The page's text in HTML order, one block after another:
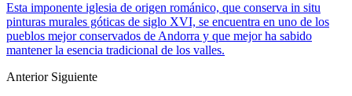
Esta imponente iglesia de origen románico, que conserva in situ
pinturas murales góticas de siglo XVI, se encuentra en uno de los
pueblos mejor conservados de Andorra y que mejor ha sabido
mantener la esencia tradicional de los valles.
Anterior Siguiente